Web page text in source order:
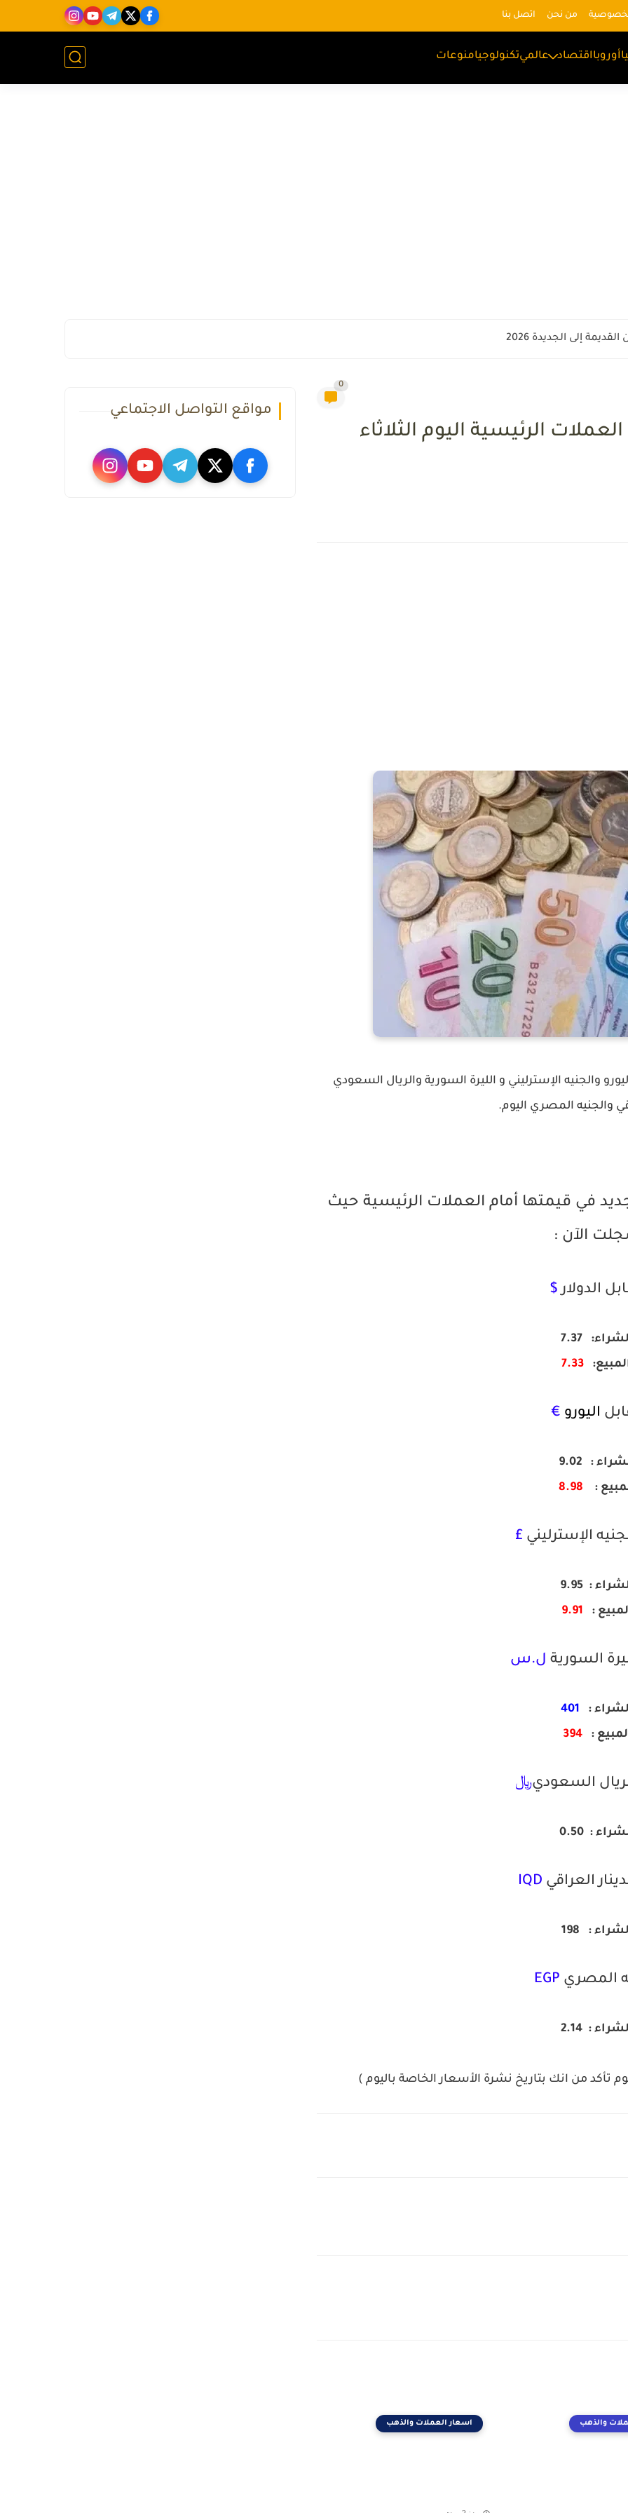
من نحن اتصل بنا
أوروبااقتصاد عالميتكنولوجيامنوعات
إلى الجديدة 2026
0
الرئيسية اليوم الثلاثاء
والجنيه الإسترليني و الليرة السورية والريال السعودي
والجنيه المصري اليوم.
في قيمتها أمام العملات الرئيسية حيث
الآن :
الدولار$
7.37
:
7.33
اليورو €
:
9.02
:
الإسترليني £
: 9.95
:
9.91
السورية ل.س
:
:
394
السعودي﷼
:
0.50
العراقي IQD
:
198
المصري EGP
: 2.14
تأكد من انك بتاريخ نشرة الأسعار الخاصة باليوم )
والذهب اسعار العملات والذهب
مواقع التواصل الاجتماعي